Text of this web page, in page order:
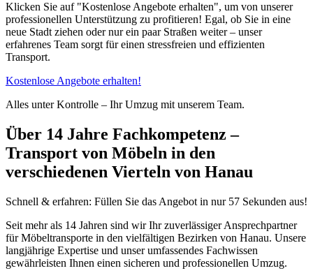
Klicken Sie auf "Kostenlose Angebote erhalten", um von unserer
professionellen Unterstützung zu profitieren! Egal, ob Sie in eine
neue Stadt ziehen oder nur ein paar Straßen weiter – unser
erfahrenes Team sorgt für einen stressfreien und effizienten
Transport.
Kostenlose Angebote erhalten!
Alles unter Kontrolle – Ihr Umzug mit unserem Team.
Über 14 Jahre Fachkompetenz –
Transport von Möbeln in den
verschiedenen Vierteln von Hanau
Schnell & erfahren: Füllen Sie das Angebot in nur 57 Sekunden aus!
Seit mehr als 14 Jahren sind wir Ihr zuverlässiger Ansprechpartner
für Möbeltransporte in den vielfältigen Bezirken von Hanau. Unsere
langjährige Expertise und unser umfassendes Fachwissen
gewährleisten Ihnen einen sicheren und professionellen Umzug.